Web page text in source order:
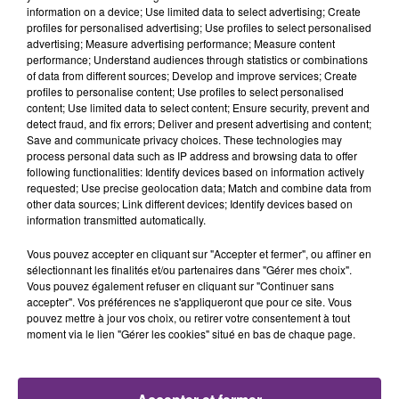
plus
Châlons-en-
Champagne
44246
20 000 - 50
000
habitants
156
Épernay 22330
20 000 - 50
000
habitants
552
Tinqueux 10154
10 000 - 20
000
habitants
807
Cormontreuil 6488
000
habitants
888
Saint-Brice-
Courcelles
3442
2000 - 3500
habitants
1296
2000 - 3500
information on a device; Use limited data to select advertising; Create
profiles for personalised advertising; Use profiles to select personalised
advertising; Measure advertising performance; Measure content
performance; Understand audiences through statistics or combinations
of data from different sources; Develop and improve services; Create
profiles to personalise content; Use profiles to select personalised
content; Use limited data to select content; Ensure security, prevent and
detect fraud, and fix errors; Deliver and present advertising and content;
Save and communicate privacy choices. These technologies may
process personal data such as IP address and browsing data to offer
following functionalities: Identify devices based on information actively
requested; Use precise geolocation data; Match and combine data from
other data sources; Link different devices; Identify devices based on
information transmitted automatically.
Vous pouvez accepter en cliquant sur "Accepter et fermer", ou affiner en
sélectionnant les finalités et/ou partenaires dans "Gérer mes choix".
Vous pouvez également refuser en cliquant sur "Continuer sans
accepter". Vos préférences ne s'appliqueront que pour ce site. Vous
pouvez mettre à jour vos choix, ou retirer votre consentement à tout
moment via le lien "Gérer les cookies" situé en bas de chaque page.